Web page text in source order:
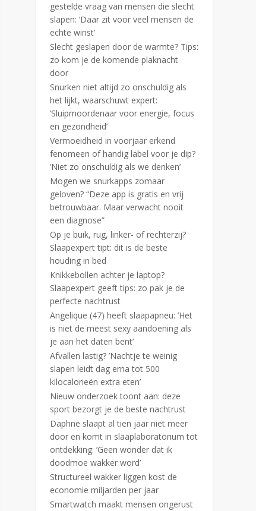
gestelde vraag van mensen die slecht
slapen: ’Daar zit voor veel mensen de
echte winst’
Slecht geslapen door de warmte? Tips:
zo kom je de komende plaknacht
door
Snurken niet altijd zo onschuldig als
het lijkt, waarschuwt expert:
’Sluipmoordenaar voor energie, focus
en gezondheid’
Vermoeidheid in voorjaar erkend
fenomeen of handig label voor je dip?
’Niet zo onschuldig als we denken’
Mogen we snurkapps zomaar
geloven? “Deze app is gratis en vrij
betrouwbaar. Maar verwacht nooit
een diagnose”
Op je buik, rug, linker- of rechterzij?
Slaapexpert tipt: dit is de beste
houding in bed
Knikkebollen achter je laptop?
Slaapexpert geeft tips: zo pak je de
perfecte nachtrust
Angelique (47) heeft slaapapneu: ’Het
is niet de meest sexy aandoening als
je aan het daten bent’
Afvallen lastig? ’Nachtje te weinig
slapen leidt dag erna tot 500
kilocalorieën extra eten’
Nieuw onderzoek toont aan: deze
sport bezorgt je de beste nachtrust
Daphne slaapt al tien jaar niet meer
door en komt in slaaplaboratorium tot
ontdekking: ’Geen wonder dat ik
doodmoe wakker word’
Structureel wakker liggen kost de
economie miljarden per jaar
Smartwatch maakt mensen ongerust